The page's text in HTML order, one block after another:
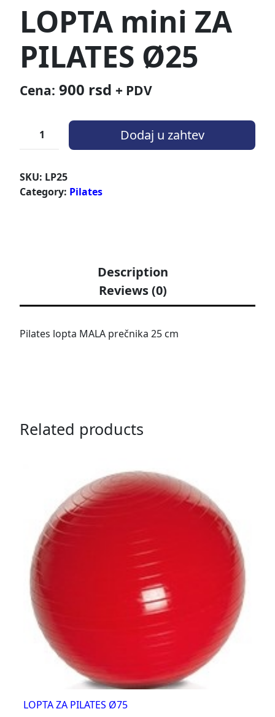
LOPTA mini ZA
PILATES Ø25
Cena: 900 rsd + PDV
Dodaj u zahtev
SKU: LP25
Category: Pilates
Description
Reviews (0)
Pilates lopta MALA prečnika 25 cm
Related products
LOPTA ZA PILATES Ø75